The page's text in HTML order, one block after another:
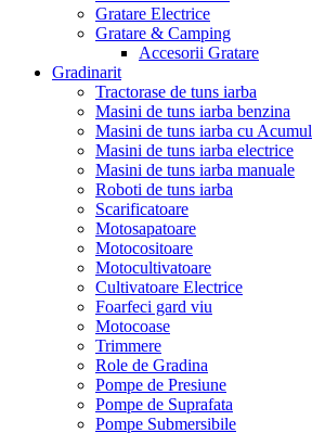
Gratare Electrice
Gratare & Camping
Accesorii Gratare
Gradinarit
Tractorase de tuns iarba
Masini de tuns iarba benzina
Masini de tuns iarba cu
Masini de tuns iarba electrice
Masini de tuns iarba manuale
Roboti de tuns iarba
Scarificatoare
Motosapatoare
Motocositoare
Motocultivatoare
Cultivatoare Electrice
Foarfeci gard viu
Motocoase
Trimmere
Role de Gradina
Pompe de Presiune
Pompe de Suprafata
Pompe Submersibile